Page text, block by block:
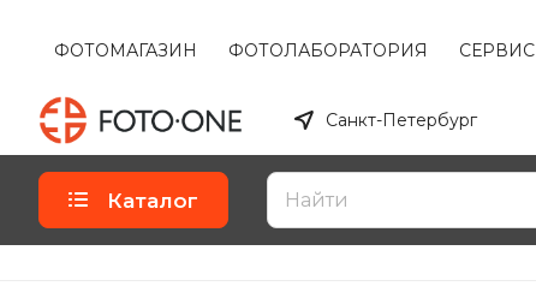
ФОТОМАГАЗИН ФОТОЛАБОРАТОРИЯ СЕРВИС
Санкт-Петербург
Каталог